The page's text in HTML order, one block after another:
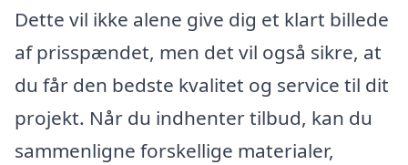
Dette vil ikke alene give dig et klart billede
af prisspændet, men det vil også sikre, at
du får den bedste kvalitet og service til dit
projekt. Når du indhenter tilbud, kan du
sammenligne forskellige materialer,